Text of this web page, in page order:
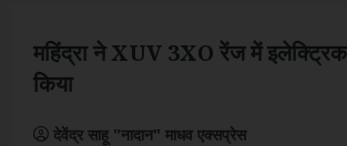
महिंद्रा ने XUV 3XO रेंज में
किया
देवेंद्र साहू "नादान" माधव एक्सप्रेस